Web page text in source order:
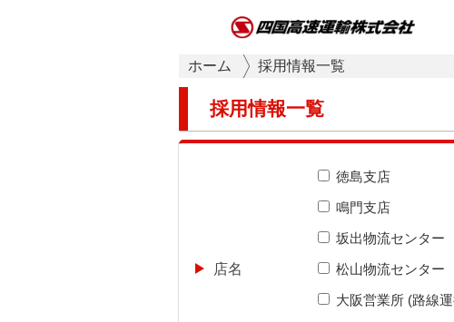
ホーム 採用情報一覧
採用情報一覧
店名
徳島支店
鳴門支店
坂出物流センター
松山物流センター
大阪営業所 (路線